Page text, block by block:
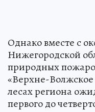
Однако вместе с
Нижегородской
природных
«Верхне-
лесах региона
первого до